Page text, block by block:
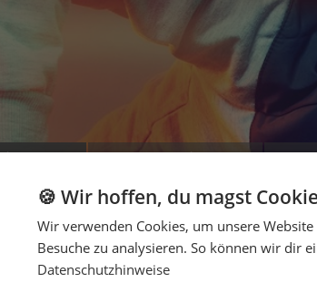
Livemusiker,
von 5
🍪 Wir hoffen, du magst
Wir verwenden Cookies, um unsere
Besuche zu analysieren. So können wir dir
Datenschutzhinweise